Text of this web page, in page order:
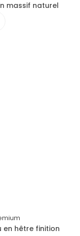
massif naturel
hêtre finition